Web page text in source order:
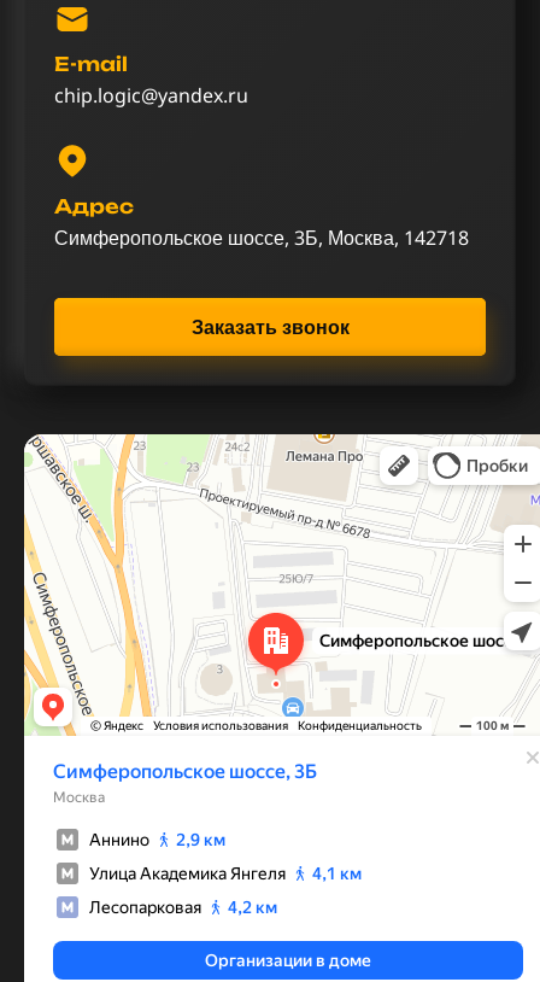
E-mail
chip.logic@yandex.ru
Адрес
Симферопольское шоссе, 3Б, Москва, 142718
Заказать звонок